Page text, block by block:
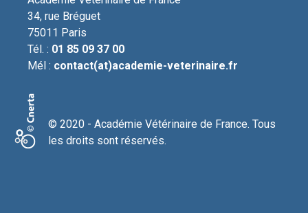
34, rue Bréguet
75011 Paris
Tél. : 01 85 09 37 00
Mél : contact(at)academie-veterinaire.fr
© 2020 - Académie Vétérinaire de France. Tous
les droits sont réservés.